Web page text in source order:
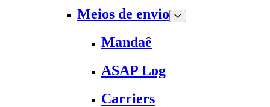
Meios de envio
Mandaê
ASAP Log
Carriers